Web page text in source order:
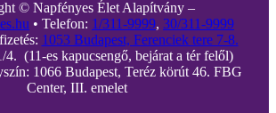
© Napfényes Élet Alapítvány –
• Telefon: 1/311-9999, 30/311-9999
1053 Budapest, Ferenciek tere 7-8.
4. (11-es kapucsengő, bejárat a tér felől)
1066 Budapest, Teréz körút 46. FBG
Center, III. emelet